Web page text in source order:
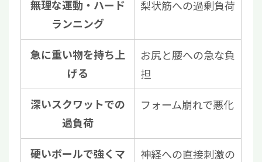
無理な運動・ハード
ランニング
梨状筋への過剰負荷
急に重い物を持ち上
げる
お尻と腰への急な負
担
深いスクワットでの
過負荷
フォーム崩れで悪化
硬いボールで強くマ
神経への直接刺激の